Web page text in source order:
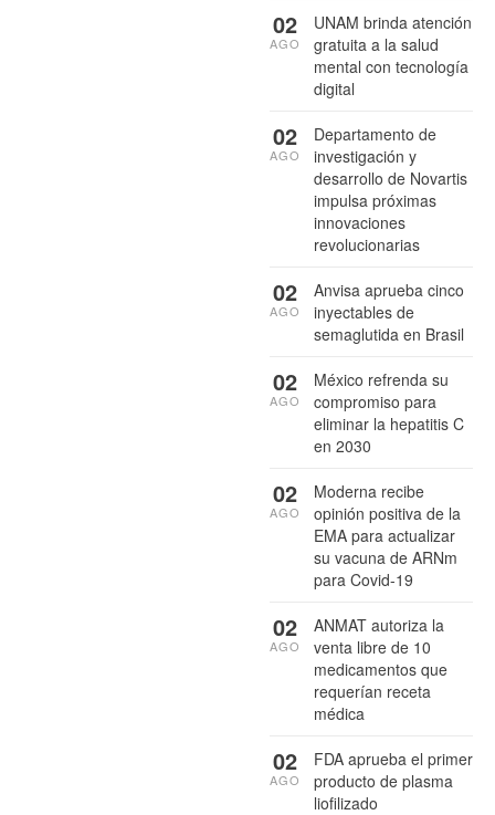
UNAM brinda atención
gratuita a la salud
mental con tecnología
digital
02
AGO
Departamento de
investigación y
desarrollo de Novartis
impulsa próximas
innovaciones
revolucionarias
02
AGO
Anvisa aprueba cinco
inyectables de
semaglutida en Brasil
02
AGO
México refrenda su
compromiso para
eliminar la hepatitis C
en 2030
02
AGO
Moderna recibe
opinión positiva de la
EMA para actualizar
su vacuna de ARNm
para Covid-19
02
AGO
ANMAT autoriza la
venta libre de 10
medicamentos que
requerían receta
médica
02
AGO
FDA aprueba el primer
producto de plasma
liofilizado
02
AGO